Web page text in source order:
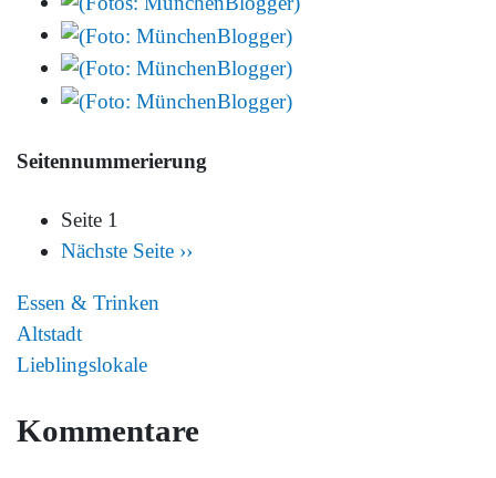
Seitennummerierung
Seite 1
Nächste Seite ››
Essen & Trinken
Altstadt
Lieblingslokale
Kommentare